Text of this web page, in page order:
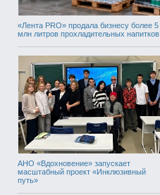
«Лента PRO» продала бизнесу более 5
млн литров прохладительных напитков
АНО «Вдохновение» запускает
масштабный проект «Инклюзивный
путь»